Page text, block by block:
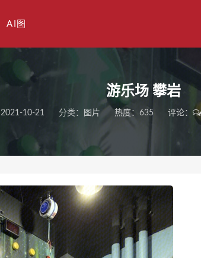
AI图
游乐场 攀岩
2021-10-21 分类： 图片 热度：635 评论：